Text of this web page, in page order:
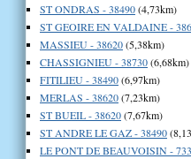
ST ONDRAS - 38490(4,73km)
ST GEOIRE EN VALDAINE -
MASSIEU - 38620(5,38km)
CHASSIGNIEU - 38730(6,68km)
FITILIEU - 38490(6,97km)
MERLAS - 38620(7,23km)
ST BUEIL - 38620(7,67km)
ST ANDRE LE GAZ - 38490
LE PONT DE BEAUVOISIN -